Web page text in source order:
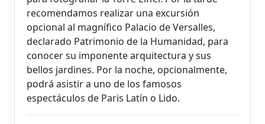
recomendamos realizar una excursión
opcional al magnífico Palacio de Versalles,
declarado Patrimonio de la Humanidad, para
conocer su imponente arquitectura y sus
bellos jardines. Por la noche, opcionalmente,
podrá asistir a uno de los famosos
espectáculos de Paris Latín o Lido.